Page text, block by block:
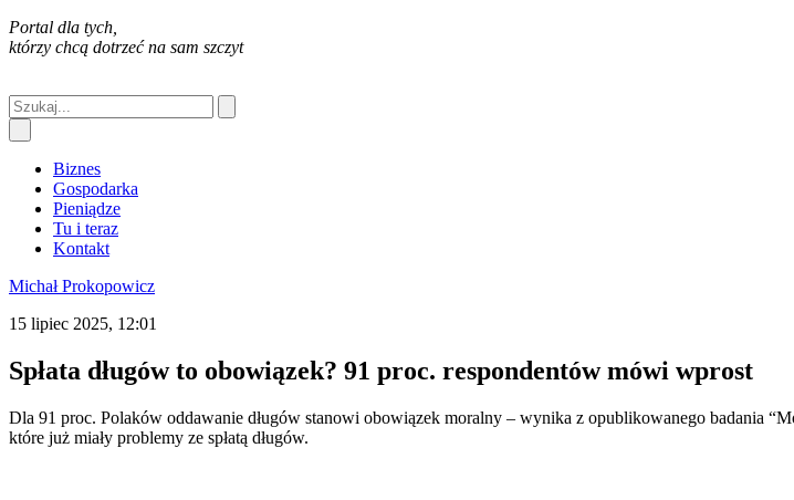
Portal dla tych,
którzy chcą dotrzeć na sam szczyt
Biznes
Gospodarka
Pieniądze
Tu i teraz
Kontakt
Michał Prokopowicz
15 lipiec 2025, 12:01
Spłata długów to obowiązek? 91 proc. respondentów mówi wprost
Dla 91 proc. Polaków oddawanie długów stanowi obowiązek moralny – wynika z opublikowanego badania
które już miały problemy ze spłatą długów.